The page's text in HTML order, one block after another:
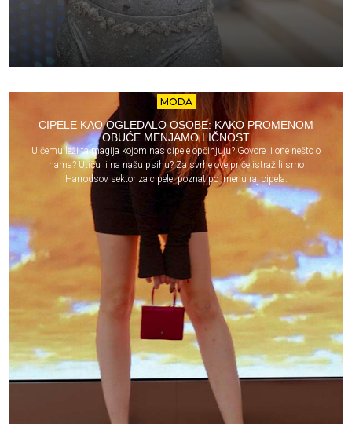
MODA
CIPELE KAO OGLEDALO OSOBE: KAKO PROMENOM
OBUĆE MENJAMO LIČNOST
U čemu leži ta magija kojom nas cipele opčinjuju? Govore li one nešto o
nama? Utiču li na našu psihu? Za svrhe ove priče istražili smo
Harrodsov sektor za cipele, poznat po imenu raj cipela.